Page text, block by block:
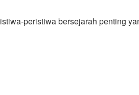
peristiwa bersejarah penting